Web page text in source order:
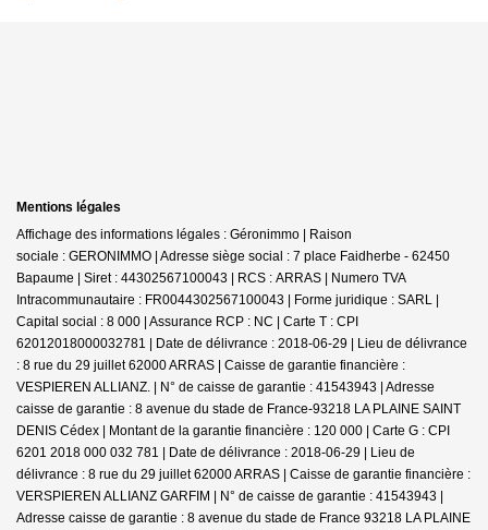
Mentions légales
Affichage des informations légales : Géronimmo | Raison
sociale : GERONIMMO | Adresse siège social : 7 place Faidherbe - 62450
Bapaume | Siret : 44302567100043 | RCS : ARRAS | Numero TVA
Intracommunautaire : FR0044302567100043 | Forme juridique : SARL |
Capital social : 8 000 | Assurance RCP : NC | Carte T : CPI
62012018000032781 | Date de délivrance : 2018-06-29 | Lieu de délivrance
: 8 rue du 29 juillet 62000 ARRAS | Caisse de garantie financière :
VESPIEREN ALLIANZ. | N° de caisse de garantie : 41543943 | Adresse
caisse de garantie : 8 avenue du stade de France-93218 LA PLAINE SAINT
DENIS Cédex | Montant de la garantie financière : 120 000 | Carte G : CPI
6201 2018 000 032 781 | Date de délivrance : 2018-06-29 | Lieu de
délivrance : 8 rue du 29 juillet 62000 ARRAS | Caisse de garantie financière :
VERSPIEREN ALLIANZ GARFIM | N° de caisse de garantie : 41543943 |
Adresse caisse de garantie : 8 avenue du stade de France 93218 LA PLAINE